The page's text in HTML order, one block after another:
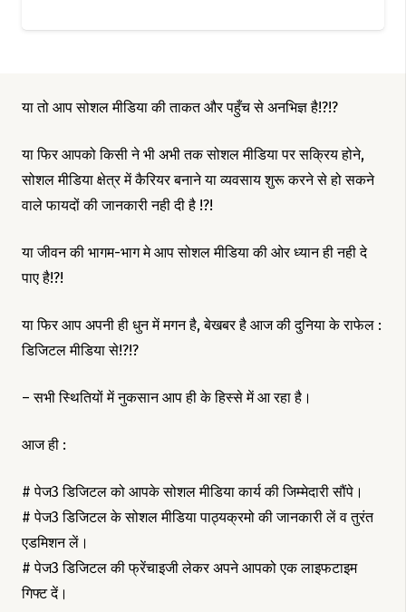
या तो आप सोशल मीडिया की ताकत और पहुँच से अनभिज्ञ है!?!?
या फिर आपको किसी ने भी अभी तक सोशल मीडिया पर सक्रिय होने,
सोशल मीडिया क्षेत्र में कैरियर बनाने या व्यवसाय शुरू करने से हो सकने
वाले फायदों की जानकारी नही दी है !?!
या जीवन की भागम-भाग मे आप सोशल मीडिया की ओर ध्यान ही नही दे
पाए है!?!
या फिर आप अपनी ही धुन में मगन है, बेखबर है आज की दुनिया के राफेल :
डिजिटल मीडिया से!?!?
– सभी स्थितियों में नुकसान आप ही के हिस्से में आ रहा है।
आज ही :
# पेज3 डिजिटल को आपके सोशल मीडिया कार्य की जिम्मेदारी सौंपे।
# पेज3 डिजिटल के सोशल मीडिया पाठ्यक्रमो की जानकारी लें व तुरंत
एडमिशन लें।
# पेज3 डिजिटल की फ्रेंचाइजी लेकर अपने आपको एक लाइफटाइम
गिफ्ट दें।